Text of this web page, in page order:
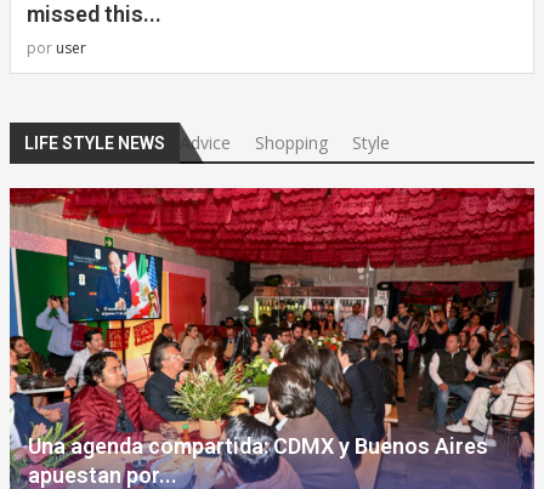
missed this...
por user
LIFE STYLE NEWS Advice Shopping Style
Una agenda compartida: CDMX y Buenos Aires
apuestan por...